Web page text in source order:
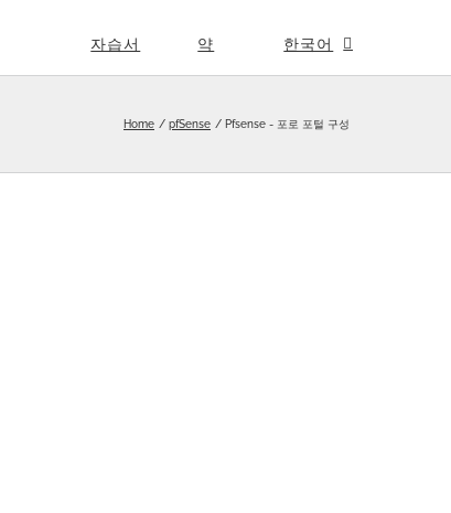
자습서 약 한국어
Home pfSense Pfsense - 포로 포털 구성